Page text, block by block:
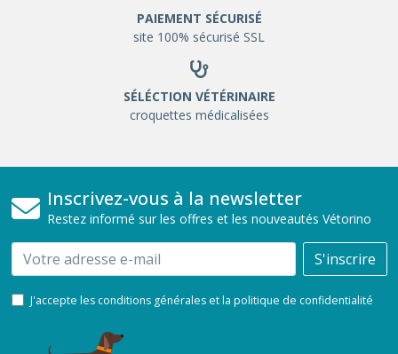
PAIEMENT SÉCURISÉ
site 100% sécurisé SSL
SÉLÉCTION VÉTÉRINAIRE
croquettes médicalisées
Inscrivez-vous à la newsletter
Restez informé sur les offres et les nouveautés Vétorino
Email S'inscrire
J'accepte les conditions générales et la politique de confidentialité